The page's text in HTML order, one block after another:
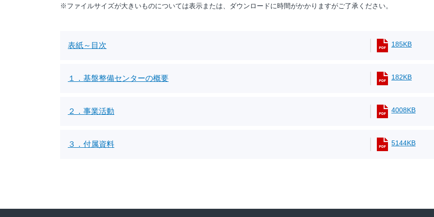
※ファイルサイズが大きいものについては表示または、ダウンロードに時間がかかりますがご了承ください。
表紙～目次 185KB
１．基盤整備センターの概要 182KB
２．事業活動 4008KB
３．付属資料 5144KB